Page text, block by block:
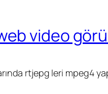
video
rtjepg leri mpeg4